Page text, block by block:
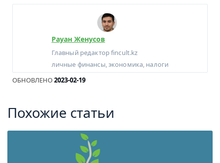
Рауан Женусов
Главный редактор fincult.kz
личные финансы, экономика, налоги
ОБНОВЛЕНО2023-02-19
Похожие статьи